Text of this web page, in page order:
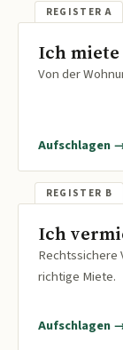
Ich miete
Von der
Aufschlagen
Ich
Rechtssichere
richtige Miete.
Aufschlagen